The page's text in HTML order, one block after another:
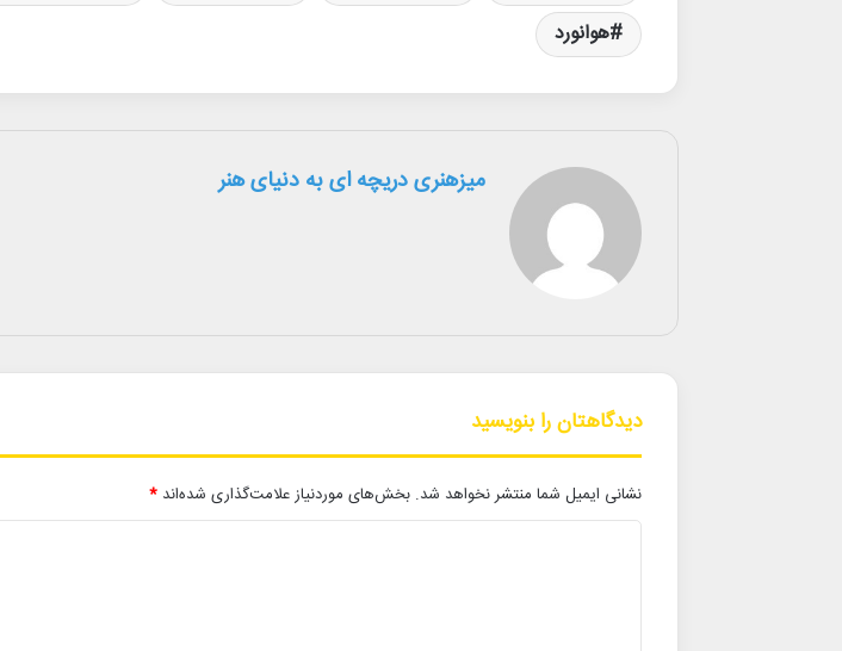
هوانورد
میزهنری دریچه ای به دنیای هنر
دیدگاهتان را بنویسید
نشانی ایمیل شما منتشر نخواهد شد. بخش‌های موردنیاز علامت‌گذاری شده‌اند *